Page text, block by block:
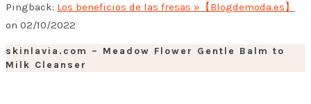
Pingback: Los beneficios de las fresas »【Blogdemoda.es】
on 02/10/2022
skinlavia.com – Meadow Flower Gentle Balm to
Milk Cleanser